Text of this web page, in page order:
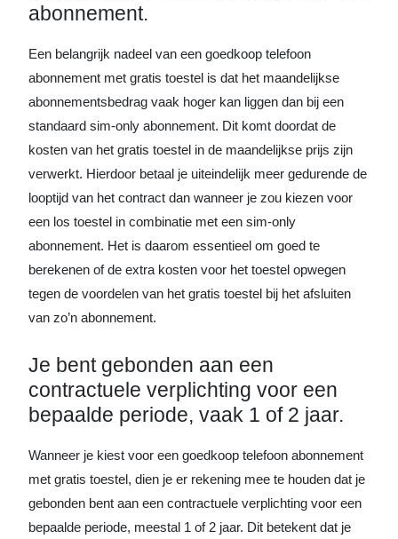
abonnement.
Een belangrijk nadeel van een goedkoop telefoon
abonnement met gratis toestel is dat het maandelijkse
abonnementsbedrag vaak hoger kan liggen dan bij een
standaard sim-only abonnement. Dit komt doordat de
kosten van het gratis toestel in de maandelijkse prijs zijn
verwerkt. Hierdoor betaal je uiteindelijk meer gedurende de
looptijd van het contract dan wanneer je zou kiezen voor
een los toestel in combinatie met een sim-only
abonnement. Het is daarom essentieel om goed te
berekenen of de extra kosten voor het toestel opwegen
tegen de voordelen van het gratis toestel bij het afsluiten
van zo’n abonnement.
Je bent gebonden aan een
contractuele verplichting voor een
bepaalde periode, vaak 1 of 2 jaar.
Wanneer je kiest voor een goedkoop telefoon abonnement
met gratis toestel, dien je er rekening mee te houden dat je
gebonden bent aan een contractuele verplichting voor een
bepaalde periode, meestal 1 of 2 jaar. Dit betekent dat je